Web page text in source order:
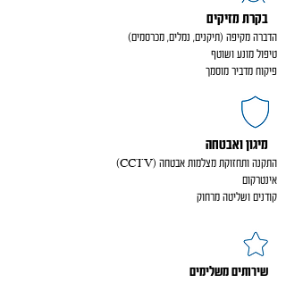
בקרת מזיקים
הדברה מקיפה (תיקנים, נמלים, מכרסמים)
טיפול מונע ושוטף
פיקוח מדביר מוסמך
מיגון ואבטחה
התקנה ותחזוקת מצלמות אבטחה (CCTV)
אינטרקום
קודנים ושליטה מרחוק
שירותים משלימים